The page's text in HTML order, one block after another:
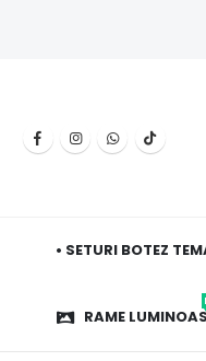
• SETURI BOTEZ
RAME